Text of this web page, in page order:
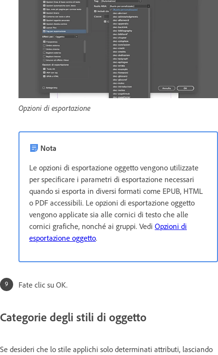
Opzioni di esportazione
Nota
Le opzioni di esportazione oggetto vengono utilizzate
per specificare i parametri di esportazione necessari
quando si esporta in diversi formati come EPUB, HTML
o PDF accessibili. Le opzioni di esportazione oggetto
vengono applicate sia alle cornici di testo che alle
cornici grafiche, nonché ai gruppi. Vedi Opzioni di
esportazione oggetto.
Fate clic su OK.
Categorie degli stili di oggetto
Se desideri che lo stile applichi solo determinati attributi, lasciando